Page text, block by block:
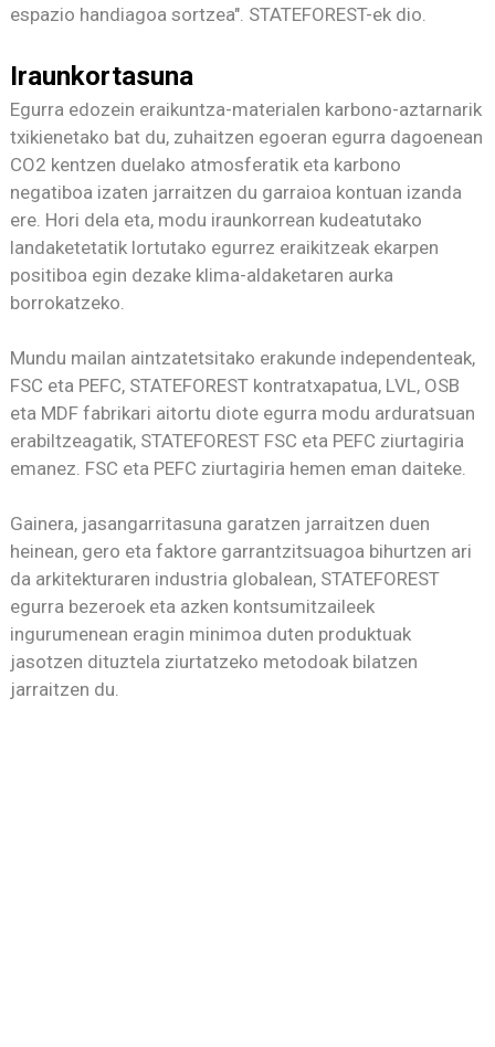
espazio handiagoa sortzea". STATEFOREST-ek dio.
Iraunkortasuna
Egurra edozein eraikuntza-materialen karbono-aztarnarik
txikienetako bat du, zuhaitzen egoeran egurra dagoenean
CO2 kentzen duelako atmosferatik eta karbono
negatiboa izaten jarraitzen du garraioa kontuan izanda
ere. Hori dela eta, modu iraunkorrean kudeatutako
landaketetatik lortutako egurrez eraikitzeak ekarpen
positiboa egin dezake klima-aldaketaren aurka
borrokatzeko.
Mundu mailan aintzatetsitako erakunde independenteak,
FSC eta PEFC, STATEFOREST kontratxapatua, LVL, OSB
eta MDF fabrikari aitortu diote egurra modu arduratsuan
erabiltzeagatik, STATEFOREST FSC eta PEFC ziurtagiria
emanez. FSC eta PEFC ziurtagiria hemen eman daiteke.
Gainera, jasangarritasuna garatzen jarraitzen duen
heinean, gero eta faktore garrantzitsuagoa bihurtzen ari
da arkitekturaren industria globalean, STATEFOREST
egurra bezeroek eta azken kontsumitzaileek
ingurumenean eragin minimoa duten produktuak
jasotzen dituztela ziurtatzeko metodoak bilatzen
jarraitzen du.